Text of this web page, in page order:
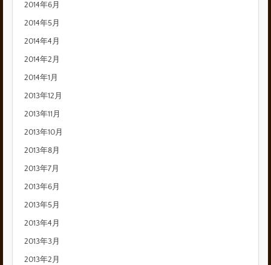
2014年6月
2014年5月
2014年4月
2014年2月
2014年1月
2013年12月
2013年11月
2013年10月
2013年8月
2013年7月
2013年6月
2013年5月
2013年4月
2013年3月
2013年2月